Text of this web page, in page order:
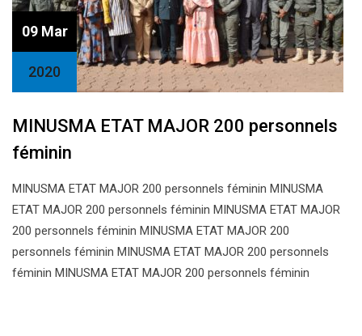
09 Mar
2020
MINUSMA ETAT MAJOR 200 personnels
féminin
MINUSMA ETAT MAJOR 200 personnels féminin MINUSMA
ETAT MAJOR 200 personnels féminin MINUSMA ETAT MAJOR
200 personnels féminin MINUSMA ETAT MAJOR 200
personnels féminin MINUSMA ETAT MAJOR 200 personnels
féminin MINUSMA ETAT MAJOR 200 personnels féminin